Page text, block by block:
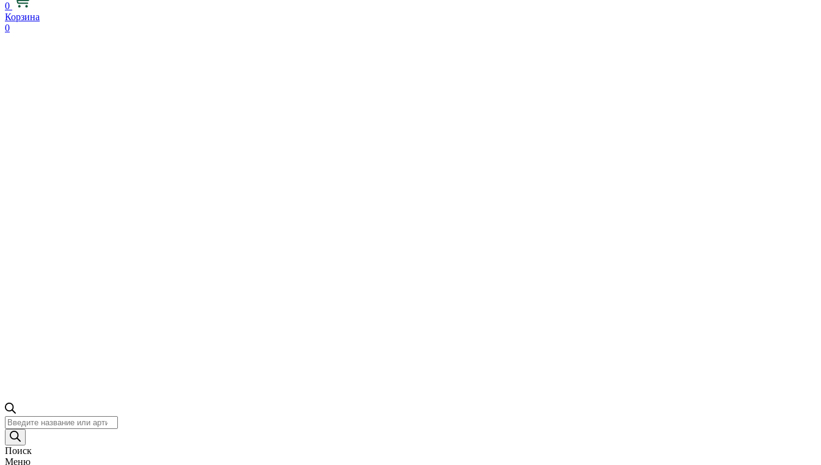
0
Корзина
0
Поиск
товаров
Поиск
Меню